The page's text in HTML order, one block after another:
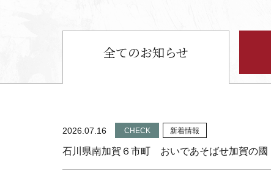
全てのお知らせ
石川県南加賀６市町 おいであそばせ加賀の國
2026.07.16 CHECK 新着情報